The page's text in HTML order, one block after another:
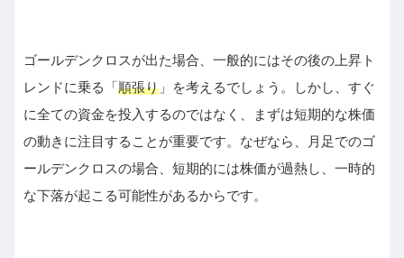
ゴールデンクロスが出た場合、一般的にはその後の上昇ト
レンドに乗る「順張り 」を考えるでしょう。しかし、すぐ
に全ての資金を投入するのではなく、まずは短期的な株価
の動きに注目することが重要です。なぜなら、月足でのゴ
ールデンクロスの場合、短期的には株価が過熱し、一時的
な下落が起こる可能性があるからです。